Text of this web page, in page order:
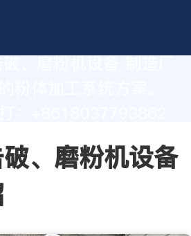
体加工系统方案。
、磨粉机设备